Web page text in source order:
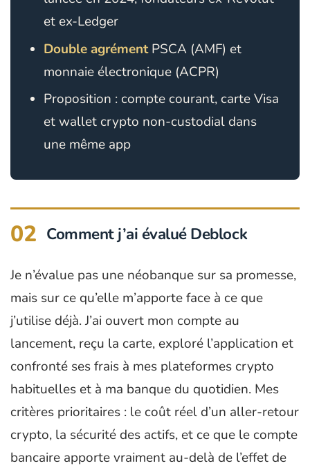
et ex-Ledger
Double agrémentPSCA (AMF) et
monnaie électronique (ACPR)
Proposition : compte courant, carte Visa
et wallet crypto non-custodial dans
une même app
02 Comment j’ai évalué Deblock
Je n’évalue pas une néobanque sur sa promesse,
mais sur ce qu’elle m’apporte face à ce que
j’utilise déjà. J’ai ouvert mon compte au
lancement, reçu la carte, exploré l’application et
confronté ses frais à mes plateformes crypto
habituelles et à ma banque du quotidien. Mes
critères prioritaires : le coût réel d’un aller-retour
crypto, la sécurité des actifs, et ce que le compte
bancaire apporte vraiment au-delà de l’effet de